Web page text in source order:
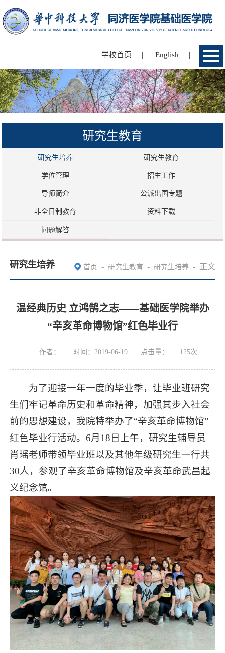
学校首页 | English |
研究生教育
研究生培养 研究生教育
学位管理 招生工作
导师简介 公派出国专题
非全日制教育 资料下载
问题解答
研究生培养 首页 - 研究生教育 - 研究生培养 - 正文
温经典历史 立鸿鹄之志——基础医学院举办
“辛亥革命博物馆”红色毕业行
作者： 时间：2019-06-19 点击量： 125次
为了迎接一年一度的毕业季，让毕业班研究
生们牢记革命历史和革命精神，加强其步入社会
前的思想建设，我院特举办了“辛亥革命博物馆”
红色毕业行活动。6月18日上午，研究生辅导员
肖瑶老师带领毕业班以及其他年级研究生一行共
30人，参观了辛亥革命博物馆及辛亥革命武昌起
义纪念馆。